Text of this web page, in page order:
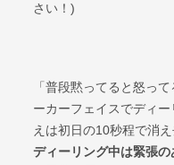
さい！)
「普段黙ってると怒っ
ーカーフェイスでディ
えは初日の10秒程で消
ディーリング中は緊張